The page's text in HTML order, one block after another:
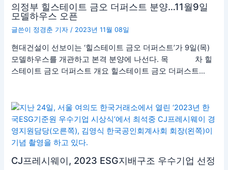
의정부 힐스테이트 금오 더퍼스트 분양…11월9일
모델하우스 오픈
글쓴이 정경춘 기자 / 2023년 11월 08일
현대건설이 선보이는 ‘힐스테이트 금오 더퍼스트’가 9일(목)
모델하우스를 개관하고 본격 분양에 나선다. 목 차 힐
스테이트 금오 더퍼스트 개요 힐스테이트 금오 더퍼스트…
CJ프레시웨이, 2023 ESG지배구조 우수기업 선정